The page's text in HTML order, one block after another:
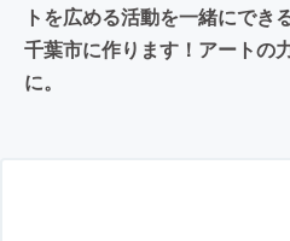
トを広める活動を一緒にでき
千葉市に作ります！アートの
に。